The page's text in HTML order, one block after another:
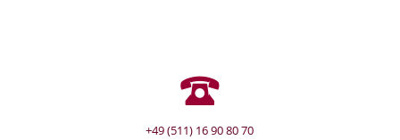
+49 (511) 16 90 80 70